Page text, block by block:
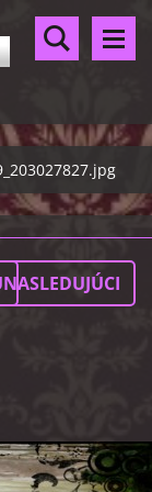
NASLEDUJÚCI